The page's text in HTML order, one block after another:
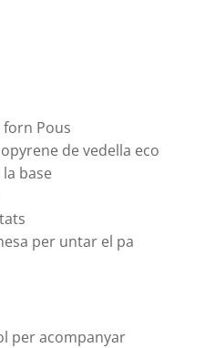
forn Pous
de vedella eco
base
per untar el pa
per acompanyar